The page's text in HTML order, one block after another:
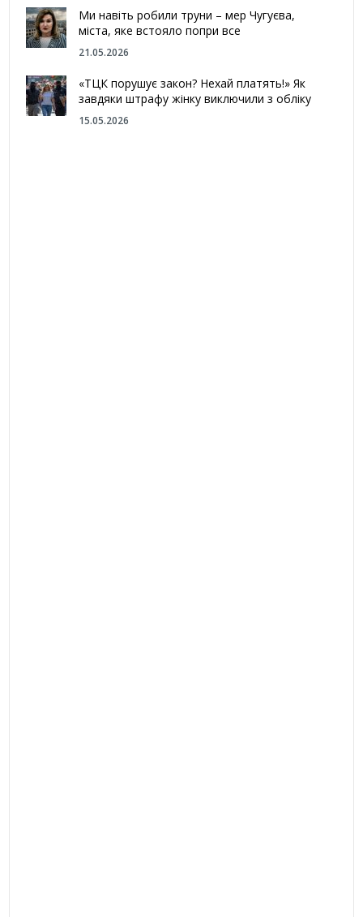
Ми навіть робили труни – мер Чугуєва,
міста, яке встояло попри все
21.05.2026
«ТЦК порушує закон? Нехай платять!» Як
завдяки штрафу жінку виключили з обліку
15.05.2026